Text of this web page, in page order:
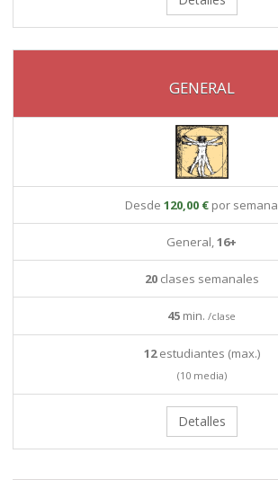
GENERAL
Desde 120,00 € por semana
General,16+
20clases semanales
45 min. /clase
12estudiantes (max.)
(10 media)
Detalles